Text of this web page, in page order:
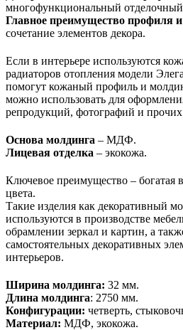
многофункциональный отделочный
Главное преимущество профиля
сочетание элементов декора.
Если в интерьере используются
радиаторов отопления модели
помогут кожаный профиль и
можно использовать для
репродукций, фотографий и прочих
Основа молдинга – МДФ.
Лицевая отделка – экокожа.
Ключевое преимущество – богатая
цвета.
Такие изделия как декоративный
используются в производстве
обрамлении зеркал и картин, а
самостоятельных декоративных
интерьеров.
Ширина молдинга: 32 мм.
Длина молдинга: 2750 мм.
Конфигурации: четверть,
Материал: МДФ, экокожа.